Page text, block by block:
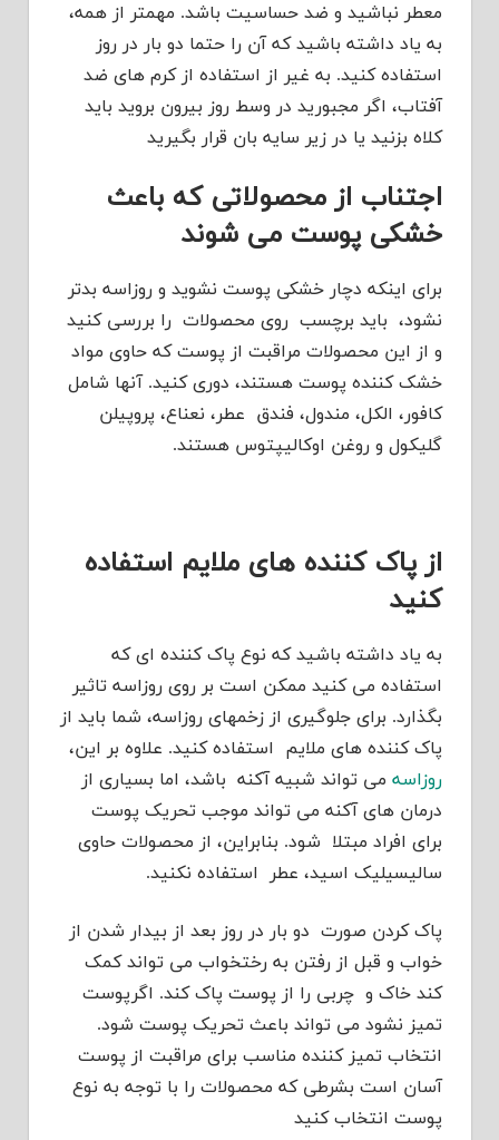
معطر نباشید و ضد حساسیت باشد. مهمتر از همه،
به یاد داشته باشید که آن را حتما دو بار در روز
استفاده کنید. به غیر از استفاده از کرم های ضد
آفتاب، اگر مجبورید در وسط روز بیرون بروید باید
کلاه بزنید یا در زیر سایه بان قرار بگیرید
اجتناب از محصولاتی که باعث
خشکی پوست می شوند
برای اینکه دچار خشکی پوست نشوید و روزاسه بدتر
نشود، باید برچسب روی محصولات را بررسی کنید
و از این محصولات مراقبت از پوست که حاوی مواد
خشک کننده پوست هستند، دوری کنید. آنها شامل
کافور، الکل، مندول، فندق عطر، نعناع، پروپیلن
گلیکول و روغن اوکالیپتوس هستند.
از پاک کننده های ملایم استفاده
کنید
به یاد داشته باشید که نوع پاک کننده ای که
استفاده می کنید ممکن است بر روی روزاسه تاثیر
بگذارد. برای جلوگیری از زخمهای روزاسه، شما باید از
پاک کننده های ملایم استفاده کنید. علاوه بر این،
روزاسه می تواند شبیه آکنه باشد، اما بسیاری از
درمان های آکنه می تواند موجب تحریک پوست
برای افراد مبتلا شود. بنابراین، از محصولات حاوی
سالیسیلیک اسید، عطر استفاده نکنید.
پاک کردن صورت دو بار در روز بعد از بیدار شدن از
خواب و قبل از رفتن به رختخواب می تواند کمک
کند خاک و چربی را از پوست پاک کند. اگرپوست
تمیز نشود می تواند باعث تحریک پوست شود.
انتخاب تمیز کننده مناسب برای مراقبت از پوست
آسان است بشرطی که محصولات را با توجه به نوع
پوست انتخاب کنید